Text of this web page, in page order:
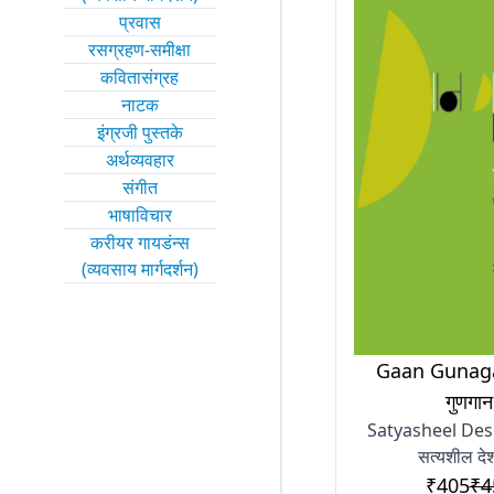
प्रवास
रसग्रहण-समीक्षा
कवितासंग्रह
नाटक
इंग्रजी पुस्तके
अर्थव्यवहार
संगीत
भाषाविचार
करीयर गायडंन्स
(व्यवसाय मार्गदर्शन)
Gaan
गुणगान
Satyasheel
सत्यशील
₹405